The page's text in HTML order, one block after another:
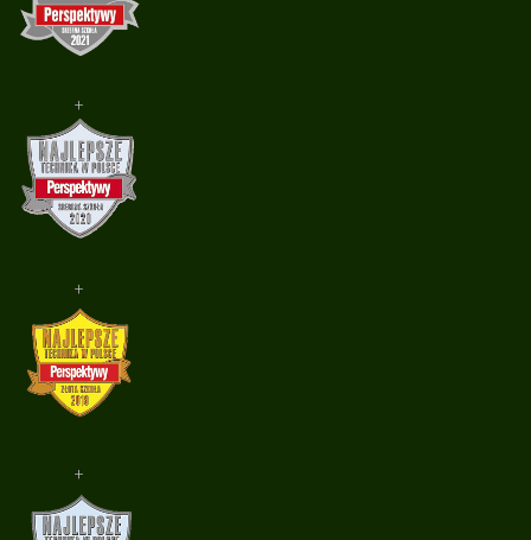
+
+
+